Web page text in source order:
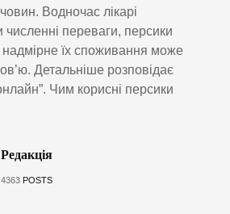
Водночас лікарі
переваги, персики
надмірне їх споживання може
Детальніше розповідає
Чим корисні персики
Редакція
4363 POSTS